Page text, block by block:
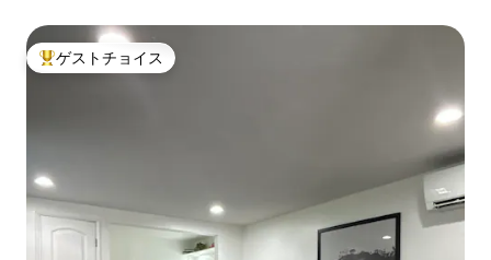
大好評のゲストチョイスです。
ゲストチョイス